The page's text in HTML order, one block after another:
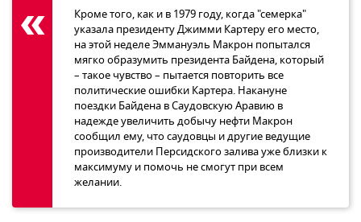
Кроме того, как и в 1979 году, когда "семерка"
указала президенту Джимми Картеру его место,
на этой неделе Эммануэль Макрон попытался
мягко образумить президента Байдена, который
– такое чувство – пытается повторить все
политические ошибки Картера. Накануне
поездки Байдена в Саудовскую Аравию в
надежде увеличить добычу нефти Макрон
сообщил ему, что саудовцы и другие ведущие
производители Персидского залива уже близки к
максимуму и помочь не смогут при всем
желании.